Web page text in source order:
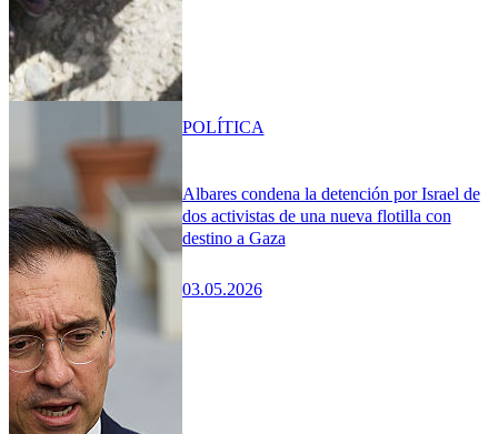
Albares condena la detención por Israel de
dos activistas de una nueva flotilla con
destino a Gaza
03.05.2026
POLÍTICA